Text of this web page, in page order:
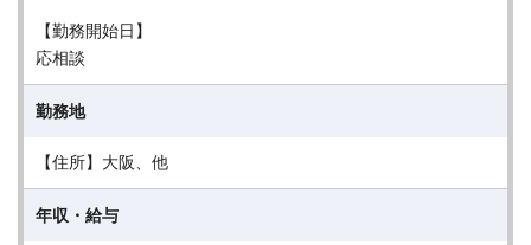
【勤務開始日】
応相談
勤務地
【住所】大阪、他
年収・給与